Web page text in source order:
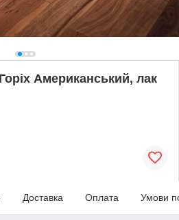
Американський, лак
Доставка Оплата Умови